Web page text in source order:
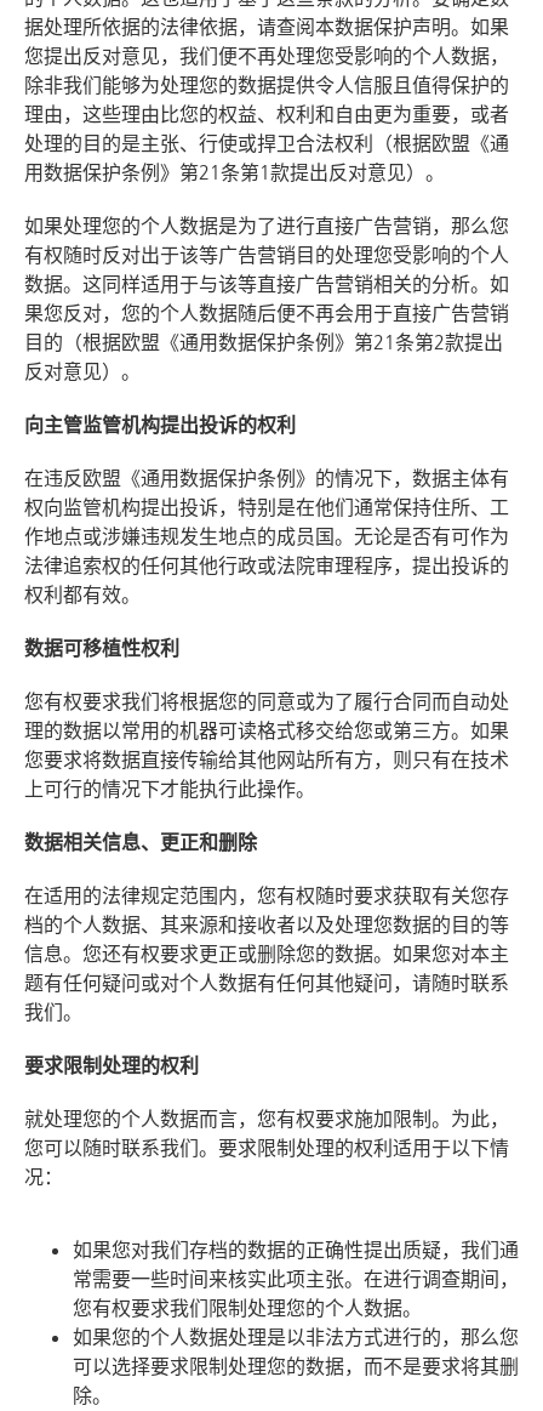
据处理所依据的法律依据，请查阅本数据保护声明。如果
您提出反对意见，我们便不再处理您受影响的个人数据，
除非我们能够为处理您的数据提供令人信服且值得保护的
理由，这些理由比您的权益、权利和自由更为重要，或者
处理的目的是主张、行使或捍卫合法权利（根据欧盟《通
用数据保护条例》第21条第1款提出反对意见）。
如果处理您的个人数据是为了进行直接广告营销，那么您
有权随时反对出于该等广告营销目的处理您受影响的个人
数据。这同样适用于与该等直接广告营销相关的分析。如
果您反对，您的个人数据随后便不再会用于直接广告营销
目的（根据欧盟《通用数据保护条例》第21条第2款提出
反对意见）。
向主管监管机构提出投诉的权利
在违反欧盟《通用数据保护条例》的情况下，数据主体有
权向监管机构提出投诉，特别是在他们通常保持住所、工
作地点或涉嫌违规发生地点的成员国。无论是否有可作为
法律追索权的任何其他行政或法院审理程序，提出投诉的
权利都有效。
数据可移植性权利
您有权要求我们将根据您的同意或为了履行合同而自动处
理的数据以常用的机器可读格式移交给您或第三方。如果
您要求将数据直接传输给其他网站所有方，则只有在技术
上可行的情况下才能执行此操作。
数据相关信息、更正和删除
在适用的法律规定范围内，您有权随时要求获取有关您存
档的个人数据、其来源和接收者以及处理您数据的目的等
信息。您还有权要求更正或删除您的数据。如果您对本主
题有任何疑问或对个人数据有任何其他疑问，请随时联系
我们。
要求限制处理的权利
就处理您的个人数据而言，您有权要求施加限制。为此，
您可以随时联系我们。要求限制处理的权利适用于以下情
况：
如果您对我们存档的数据的正确性提出质疑，我们通
常需要一些时间来核实此项主张。在进行调查期间，
您有权要求我们限制处理您的个人数据。
如果您的个人数据处理是以非法方式进行的，那么您
可以选择要求限制处理您的数据，而不是要求将其删
除。